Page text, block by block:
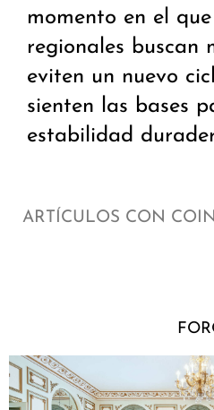
momento en el
regionales buscan
eviten un nuevo
sienten las bases
estabilidad
ARTÍCULOS CON